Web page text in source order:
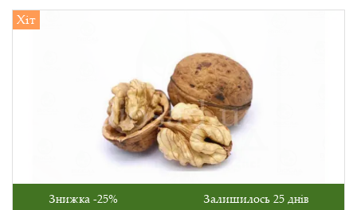
Хіт
Знижка -25% Залишилось 25 днів